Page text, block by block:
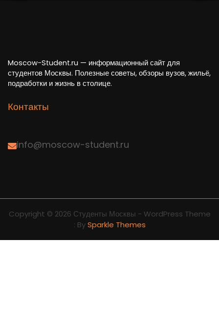
Moscow-Student.ru — информационный сайт для
студентов Москвы. Полезные советы, обзоры вузов, жильё,
подработки и жизнь в столице.
Контакты
info@moscow-student.ru
Copyright © 2026 Студенты Москвы - WordPress Theme
: BySparkle Themes